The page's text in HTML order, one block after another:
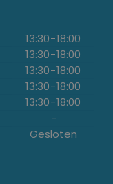
13:30-18:00
13:30-18:00
13:30-18:00
13:30-18:00
13:30-18:00
-
Gesloten